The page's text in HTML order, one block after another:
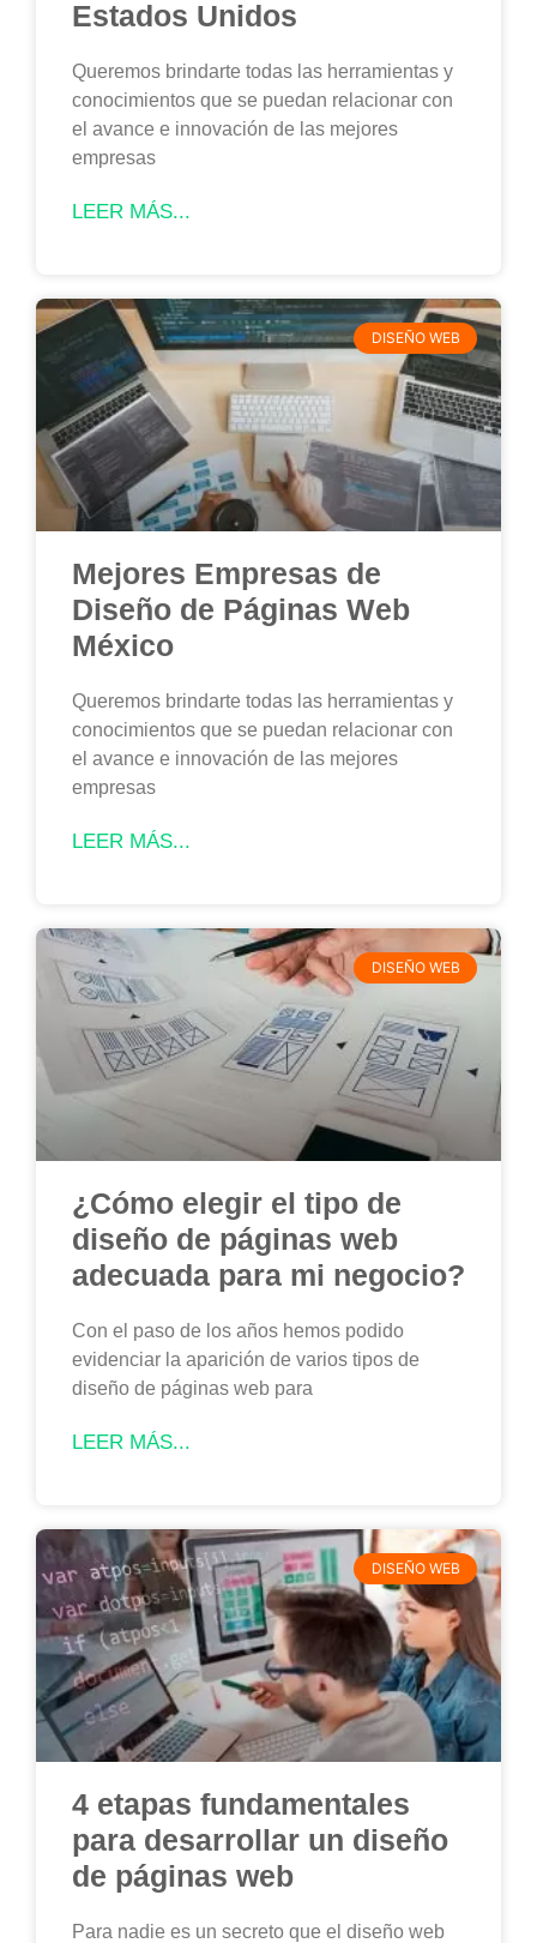
Estados Unidos
Queremos brindarte todas las herramientas y
conocimientos que se puedan relacionar con
el avance e innovación de las mejores
empresas
LEER MÁS...
DISEÑO WEB
Mejores Empresas de
Diseño de Páginas Web
México
Queremos brindarte todas las herramientas y
conocimientos que se puedan relacionar con
el avance e innovación de las mejores
empresas
LEER MÁS...
DISEÑO WEB
¿Cómo elegir el tipo de
diseño de páginas web
adecuada para mi negocio?
Con el paso de los años hemos podido
evidenciar la aparición de varios tipos de
diseño de páginas web para
LEER MÁS...
DISEÑO WEB
4 etapas fundamentales
para desarrollar un diseño
de páginas web
Para nadie es un secreto que el diseño web